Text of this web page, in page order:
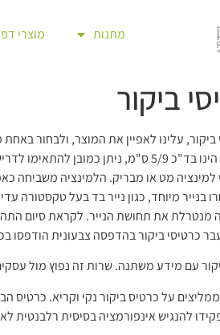
מתנות
מוצרי
ביקור
ביקור, עלינו לאפיין את המוצר, ולבחור
למינציה מט או מבריק. הלמינציה
בנייר מיוחד, כגון נייר בד בעל טקסטורה
את תחושת הנייר. לקראת סיום
צבעונית הודפסו בכפולות של 1000. לא עוד. אצלנו בפרינטק תוכלו להזמין את הכמות
עם מידע משתנה. שרות זה נפוץ מול
על כרטיס ביקור נקי וקריא. כרטיס
להנגיש אינפורמציה בסיסית